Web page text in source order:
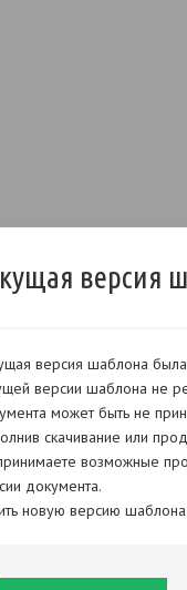
версия
версия шаблона
версии шаблона не
может быть не
скачивание или
возможные
документа.
новую версию